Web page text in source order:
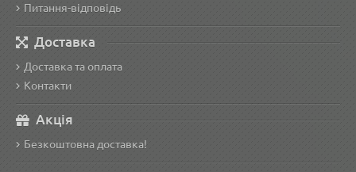
Питання-відповідь
Доставка
Доставка та оплата
Контакти
Акція
Безкоштовна доставка!